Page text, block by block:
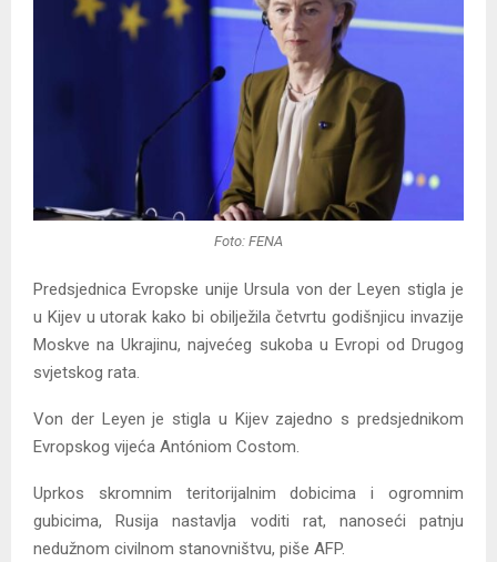
Foto: FENA
Predsjednica Evropske unije Ursula von der Leyen stigla je
u Kijev u utorak kako bi obilježila četvrtu godišnjicu invazije
Moskve na Ukrajinu, najvećeg sukoba u Evropi od Drugog
svjetskog rata.
Von der Leyen je stigla u Kijev zajedno s predsjednikom
Evropskog vijeća Antóniom Costom.
Uprkos skromnim teritorijalnim dobicima i ogromnim
gubicima, Rusija nastavlja voditi rat, nanoseći patnju
nedužnom civilnom stanovništvu, piše AFP.